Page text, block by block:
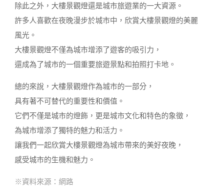
除此之外，大樓景觀燈還是城市旅遊業的一大資源。
許多人喜歡在夜晚漫步於城市中，欣賞大樓景觀燈的美麗
風光。
大樓景觀燈不僅為城市增添了遊客的吸引力，
還成為了城市的一個重要旅遊景點和拍照打卡地。
總的來說，大樓景觀燈作為城市的一部分，
具有著不可替代的重要性和價值。
它們不僅是城市的燈飾，更是城市文化和特色的象徵，
為城市增添了獨特的魅力和活力。
讓我們一起欣賞大樓景觀燈為城市帶來的美好夜晚，
感受城市的生機和魅力。
※資料來源：網路